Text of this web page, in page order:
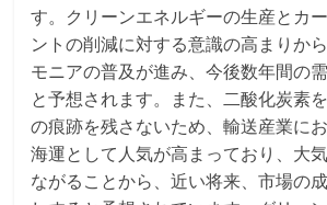
す。クリーンエネルギーの生産とカ
ントの削減に対する意識の高まりか
モニアの普及が進み、今後数年間の
と予想されます。また、二酸化炭素
の痕跡を残さないため、輸送産業に
海運として人気が高まっており、大
ながることから、近い将来、市場の